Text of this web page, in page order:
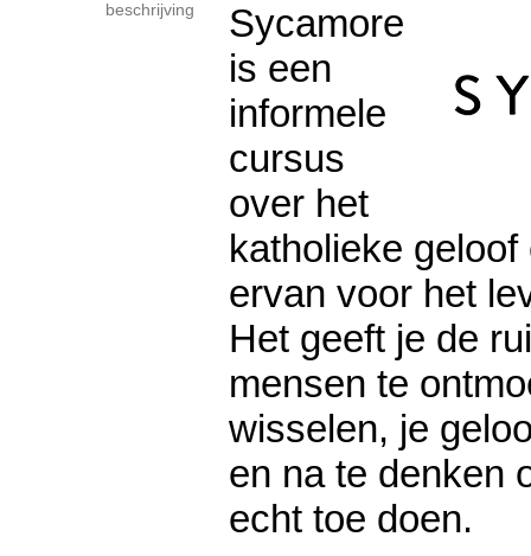
beschrijving
Sycamore
is een
informele
cursus
over het
katholieke
ervan voor het
Het geeft je de
mensen te
wisselen, je
en na te denken
echt toe doen.